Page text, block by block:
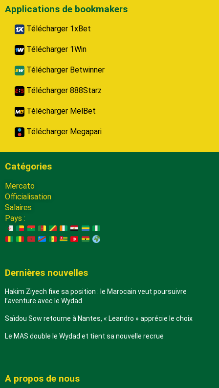
Applications de bookmakers
Télécharger 1xBet
Télécharger 1Win
Télécharger Betwinner
Télécharger 888Starz
Télécharger MelBet
Télécharger Megapari
Catégories
Mercato
Officialisation
Salaires
Pays :
Dernières nouvelles
Hakim Ziyech fixe sa position : le Marocain veut poursuivre
l’aventure avec le Wydad
Saïdou Sow retourne à Nantes, « Leandro » apprécie le choix
Le MAS double le Wydad et tient sa nouvelle recrue
A propos de nous